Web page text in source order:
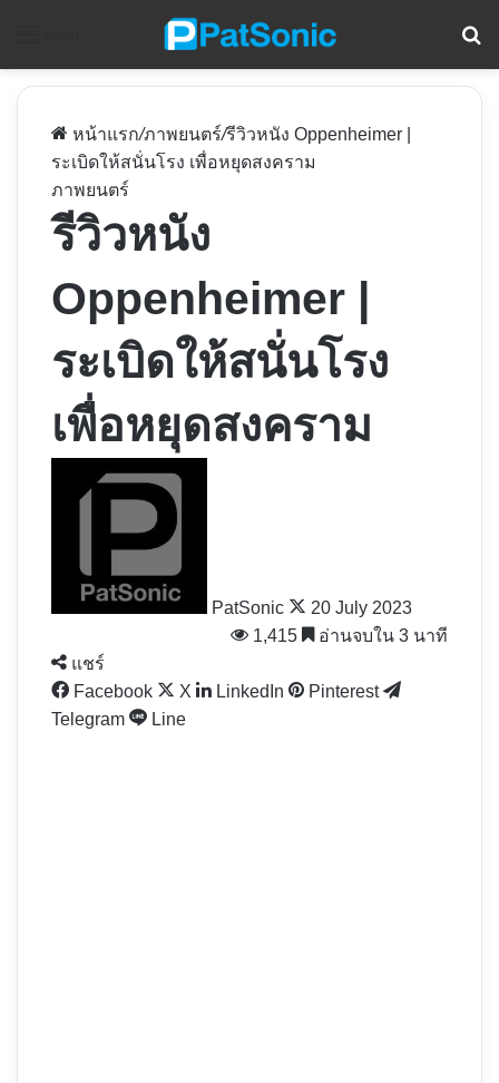
หน้าแรก/ภาพยนตร์/รีวิวหนัง Oppenheimer |
ระเบิดให้สนั่นโรง เพื่อหยุดสงคราม
ภาพยนตร์
รีวิวหนัง
Oppenheimer |
ระเบิดให้สนั่นโรง
เพื่อหยุดสงคราม
PatSonic
20 July 2023
1,415
อ่านจบใน 3 นาที
แชร์
Facebook
X LinkedIn
Pinterest
Telegram
Line